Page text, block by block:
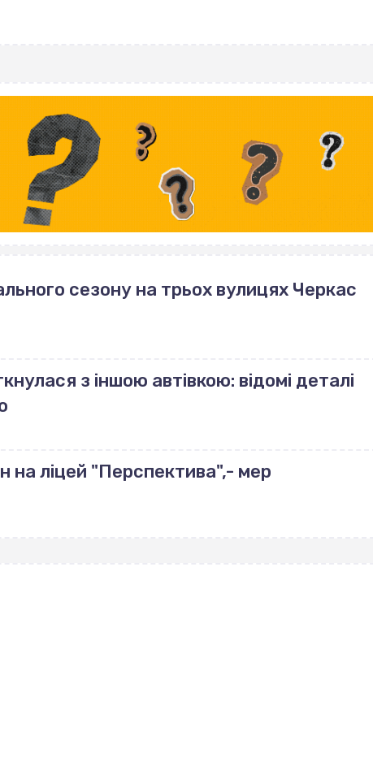
сезону на трьох вулицях Черкас
з іншою автівкою: відомі деталі
ліцей "Перспектива",- мер